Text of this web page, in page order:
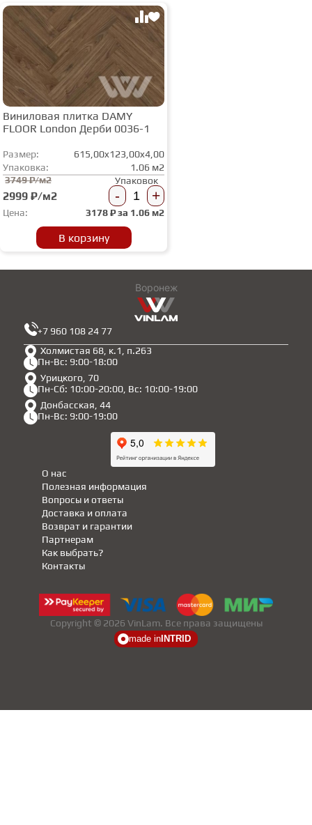
Виниловая плитка DAMY
FLOOR London Дерби 0036-1
Размер:
615,00x123,00x4,00
Упаковка:
1.06 м2
3749 ₽/м2
2999 ₽/м2
Упаковок
- +
Цена: 3178₽ за 1.06 м2
В корзину
Воронеж
Холмистая 68, к.1, п.263
Пн-Вс: 9:00-18:00
Урицкого, 70
Пн-Сб: 10:00-20:00, Вс: 10:00-19:00
Донбасская, 44
Пн-Вс: 9:00-19:00
+7 960 108 24 77
Полезная информация
Партнерам
Вопросы и ответы
Доставка и оплата
Возврат и гарантии
Как выбрать?
О нас
Контакты
Copyright © 2026 VinLam. Все права защищены
made in INTRID